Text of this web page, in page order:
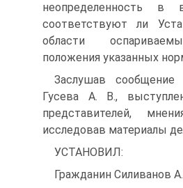
неопределенность
соответствуют ли
области
положения указанных
Заслушав сообщение
Гусева А. В.,
представителей,
исследовав материалы
УСТАНОВИЛ:
Гражданин Силиванов А.